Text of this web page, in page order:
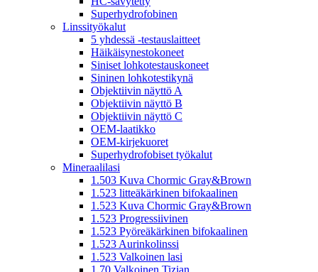
Superhydrofobinen
Linssityökalut
5 yhdessä -testauslaitteet
Häikäisynestokoneet
Siniset lohkotestauskoneet
Sininen lohkotestikynä
Objektiivin näyttö A
Objektiivin näyttö B
Objektiivin näyttö C
OEM-laatikko
OEM-kirjekuoret
Superhydrofobiset työkalut
Mineraalilasi
1.503 Kuva Chormic Gray&Brown
1.523 litteäkärkinen bifokaalinen
1.523 Kuva Chormic Gray&Brown
1.523 Progressiivinen
1.523 Pyöreäkärkinen bifokaalinen
1.523 Aurinkolinssi
1.523 Valkoinen lasi
1.70 Valkoinen Tizian